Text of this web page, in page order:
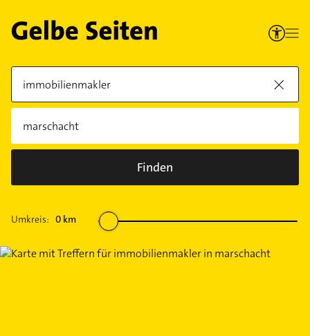
Finden
Umkreis: 0 km